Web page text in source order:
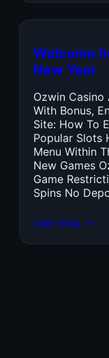
Welcome
New Year
Ozwin Casino
With Bonus,
Site: How To
Popular Slots
Menu Within
New Games
Game
Spins No
Leer más →